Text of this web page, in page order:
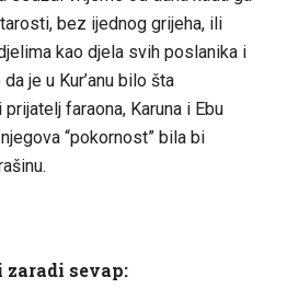
bez ijednog grijeha, ili
kao djela svih poslanika i
je u Kur’anu bilo šta
faraona, Karuna i Ebu
“pokornost” bila bi
zaradi sevap: